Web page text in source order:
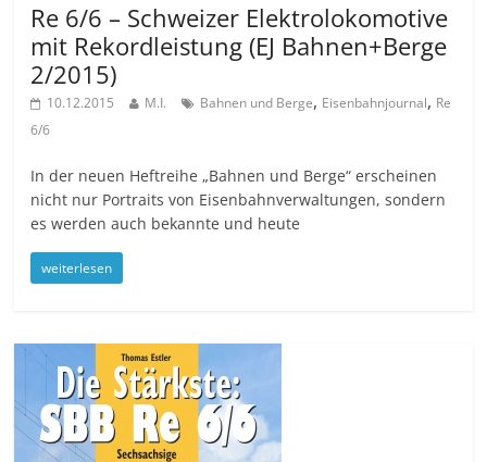
Re 6/6 – Schweizer Elektrolokomotive
mit Rekordleistung (EJ Bahnen+Berge
2/2015)
10.12.2015 M.I. Bahnen und Berge, Eisenbahnjournal, Re
6/6
In der neuen Heftreihe „Bahnen und Berge“ erscheinen
nicht nur Portraits von Eisenbahnverwaltungen, sondern
es werden auch bekannte und heute
weiterlesen